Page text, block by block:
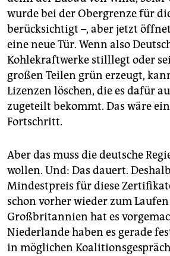
wurde bei der Obergrenze für
berücksichtigt –, aber jetzt
eine neue Tür. Wenn also
Kohlekraftwerke stilllegt oder
großen Teilen grün erzeugt,
Lizenzen löschen, die es dafür
zugeteilt bekommt. Das wäre
Fortschritt.
Aber das muss die deutsche
wollen. Und: Das dauert.
Mindestpreis für diese
schon vorher wieder zum
Großbritannien hat es
Niederlande haben es gerade
in möglichen